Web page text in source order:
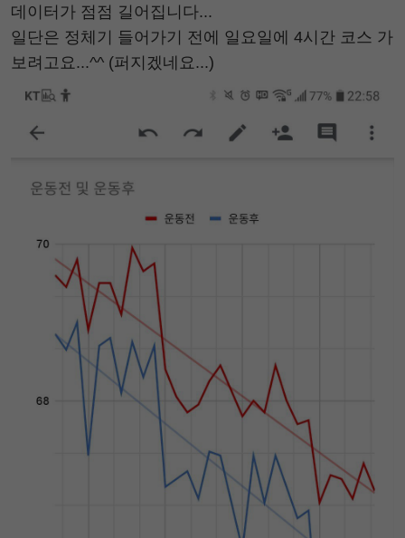
데이터가 점점 길어집니다...
일단은 정체기 들어가기 전에 일요일에 4시간 코스 가
보려고요...^^ (퍼지겠네요...)